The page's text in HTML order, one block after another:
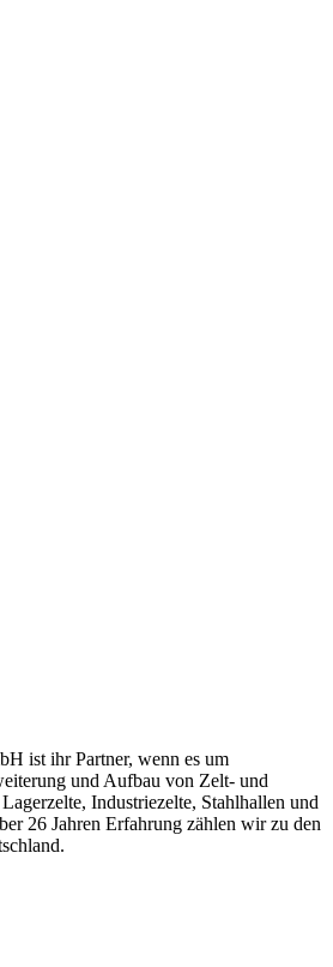
ist ihr Partner, wenn es um
und Aufbau von Zelt- und
Industriezelte, Stahlhallen und
26 Jahren Erfahrung zählen wir zu den